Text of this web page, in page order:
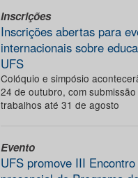
Inscrições
Inscrições abertas para
internacionais sobre
UFS
Colóquio e simpósio
24 de outubro, com submissão
trabalhos até 31 de agosto
Evento
UFS promove III Encontro